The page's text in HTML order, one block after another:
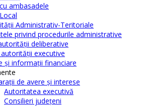
ambasadele
Administrativ-Teritoriale
privind procedurile administrative
deliberative
executive
şi informaţii financiare
de avere şi interese
Autoritatea executivă
Consilieri judeţeni